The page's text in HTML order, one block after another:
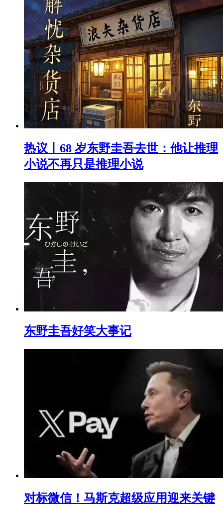
热议丨68 岁东野圭吾去世：他让推理
小说不再只是推理小说
东野圭吾好笑大事记
对标微信！马斯克超级应用迎来关键